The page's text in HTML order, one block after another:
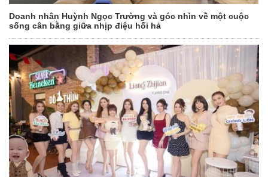
Doanh nhân Huỳnh Ngọc Trường và góc nhìn về một cuộc
sống cân bằng giữa nhịp điệu hối hả